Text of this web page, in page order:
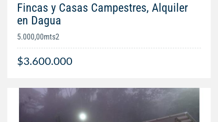
Fincas y Casas Campestres, Alquiler
en Dagua
5.000,00mts2
$3.600.000